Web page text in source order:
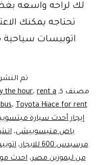
لك لراحه واسعه
تحتاجه يمكنك
اتوبيسات
تم
مصنف كـ
the hour، rent a
، Toyota Hiace for rent
إيجار أحدث سيارة
باص متيسوبيشى، اتش وان
مرسيدس 600 للايجار
،
من ليموزين مصر، احدث